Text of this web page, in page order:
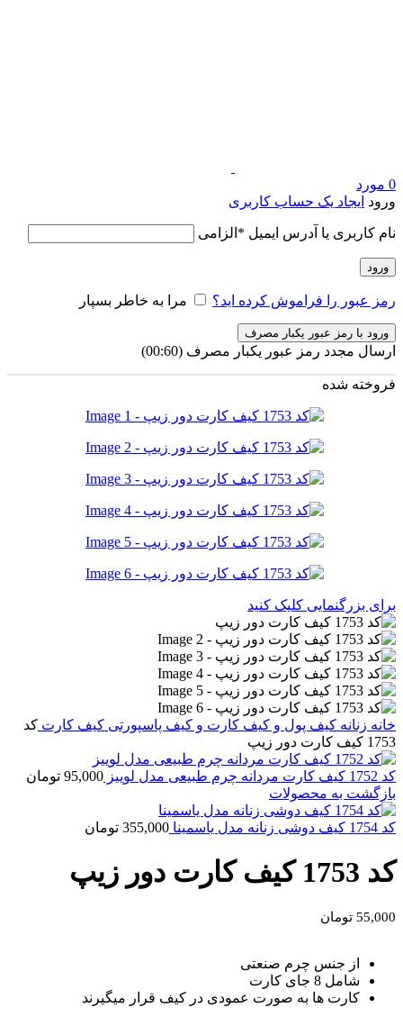
0 مورد
ورود ایجاد یک حساب کاربری
نام کاربری یا آدرس ایمیل * الزامی
ورود
رمز عبور را فراموش کرده اید؟ مرا به خاطر بسپار
ورود با رمز عبور یکبار مصرف
ارسال مجدد رمز عبور یکبار مصرف (00:
60
)
فروخته شده
برای بزرگنمایی کلیک کنید
خانه زنانه کیف پول و کیف کارت و کیف پاسپورتی کیف کارت کد
1753 کیف کارت دور زیپ
کد 1752 کیف کارت مردانه چرم طبیعی مدل لوییز 95,000 تومان
بازگشت به محصولات
کد 1754 کیف دوشی زنانه مدل یاسمینا 355,000 تومان
کد 1753 کیف کارت دور زیپ
55,000 تومان
از جنس چرم صنعتی
شامل 8 جای کارت
کارت ها به صورت عمودی در کیف قرار میگیرند